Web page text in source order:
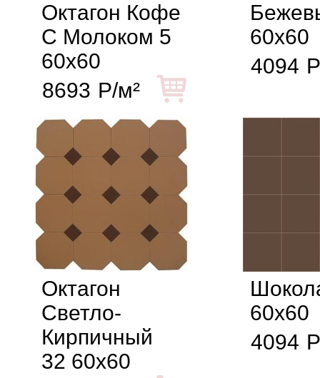
Октагон Кофе
С Молоком 5
60x60
8693 Р/м²
60x60
4094
Октагон
Светло-
Кирпичный
32 60x60
60x60
4094